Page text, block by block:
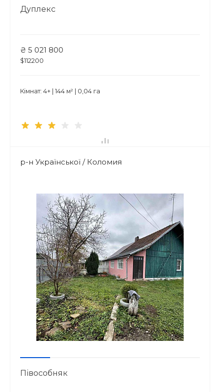
Дуплекс
₴ 5 021 800
$112200
Кімнат: 4+ | 144 м² | 0,04 га
р-н Української / Коломия
Півособняк